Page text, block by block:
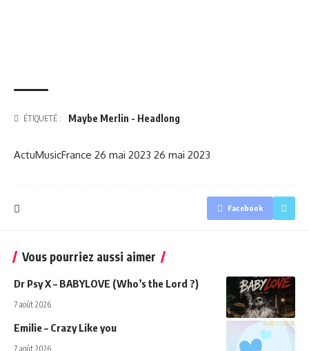
ÉTIQUETÉ : Maybe Merlin - Headlong
ActuMusicFrance 26 mai 2023 26 mai 2023
Facebook
Vous pourriez aussi aimer
Dr Psy X – BABYLOVE (Who’s the Lord ?)
7 août 2026
Emilie – Crazy Like you
7 août 2026